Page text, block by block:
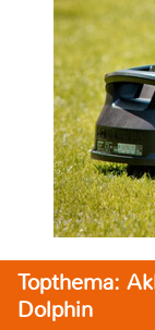
Topthema:
Dolphin